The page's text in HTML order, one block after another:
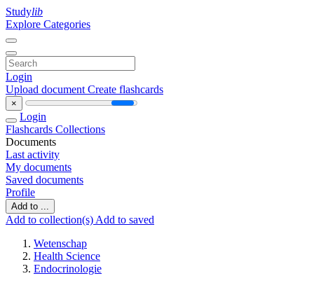
Studylib
Explore Categories
Login
Upload document Create flashcards
×
Login
Flashcards Collections
Documents
Last activity
My documents
Saved documents
Profile
Add to ...
Add to collection(s) Add to saved
Wetenschap
Health Science
Endocrinologie